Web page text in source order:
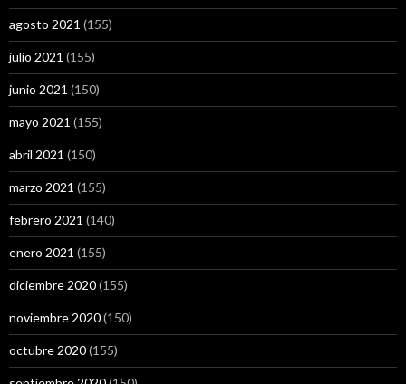
agosto 2021 (155)
julio 2021 (155)
junio 2021 (150)
mayo 2021 (155)
abril 2021 (150)
marzo 2021 (155)
febrero 2021 (140)
enero 2021 (155)
diciembre 2020(155)
noviembre 2020(150)
octubre 2020(155)